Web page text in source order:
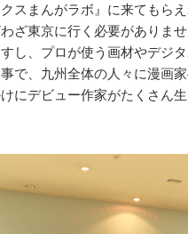
スまんがラボ』に来てもら
ざ東京に行く必要がありま
し、プロが使う画材やデジ
で、九州全体の人々に漫画
にデビュー作家がたくさん